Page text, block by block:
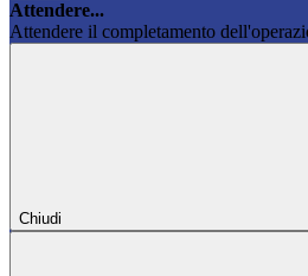
Attendere...
Attendere il completamento
Chiudi